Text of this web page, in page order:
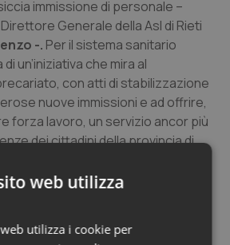
& Testa Collo
immissione di personale –
Generale della Asl di Rieti
-. Per il sistema sanitario
un’iniziativa che mira al
con atti di stabilizzazione
nuove immissioni e ad offrire,
forza lavoro, un servizio ancor più
dei cittadini della provincia di
di Rieti, frutto di un lavoro lungo e
sta consentendo alla
del piano assunzionale, fa parte di
web utilizza
utilizza i cookie per